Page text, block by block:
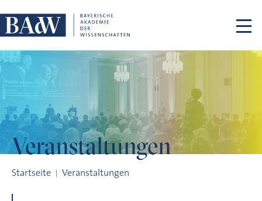
Veranstaltungen
Startseite Veranstaltungen